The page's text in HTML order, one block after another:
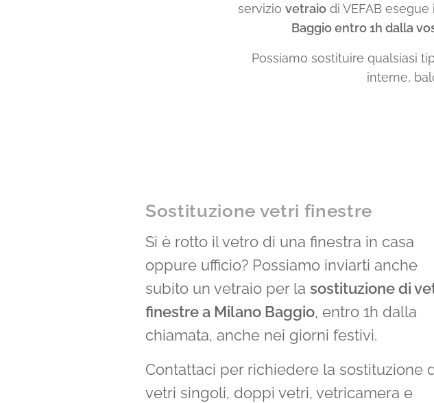
servizio vetraiodi VEFAB esegue
Baggio entro 1h dalla
Possiamo sostituire qualsiasi
interne,
Sostituzione vetri finestre
Si è rotto il vetro di una finestra in casa
oppure ufficio? Possiamo inviarti anche
subito un vetraio per la sostituzione di
finestre a Milano Baggio, entro 1h dalla
chiamata, anche nei giorni festivi.
Contattaci per richiedere la sostituzione
vetri singoli, doppi vetri, vetricamera e